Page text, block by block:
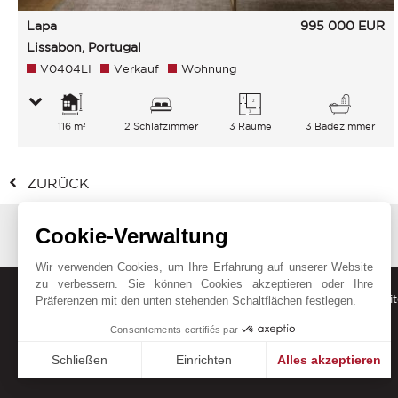
Lapa
Lissabon, Portugal
995 000 EUR
V0404LI Verkauf Wohnung
116 m² 2 Schlafzimmer 3 Räume 3 Badezimmer
ZURÜCK
Erhalten Sie unsere aktuellen Angebote, Trends und
Cookie-Verwaltung
Wir verwenden Cookies, um Ihre Erfahrung auf unserer Website
zu verbessern. Sie können Cookies akzeptieren oder Ihre
Präferenzen mit den unten stehenden Schaltflächen festlegen.
Consentements certifiés par
Schließen Einrichten Alles akzeptieren